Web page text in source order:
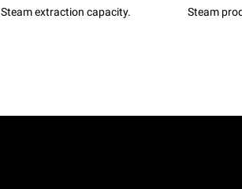
Steam extraction capacity. Steam